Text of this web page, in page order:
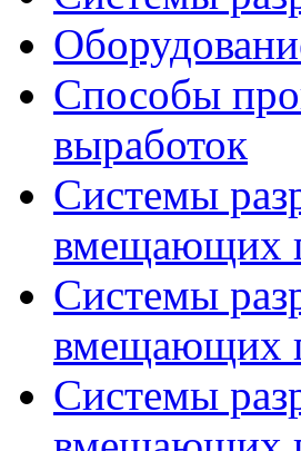
Способы
выработок
Системы
вмещающих
Системы
вмещающих
Системы